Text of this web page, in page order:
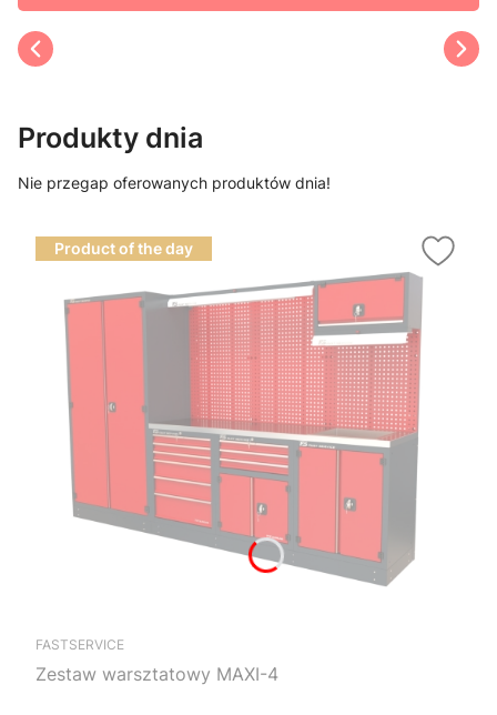
Produkty dnia
Nie przegap oferowanych produktów dnia!
Product of the day
FASTSERVICE
Zestaw warsztatowy MAXI-4